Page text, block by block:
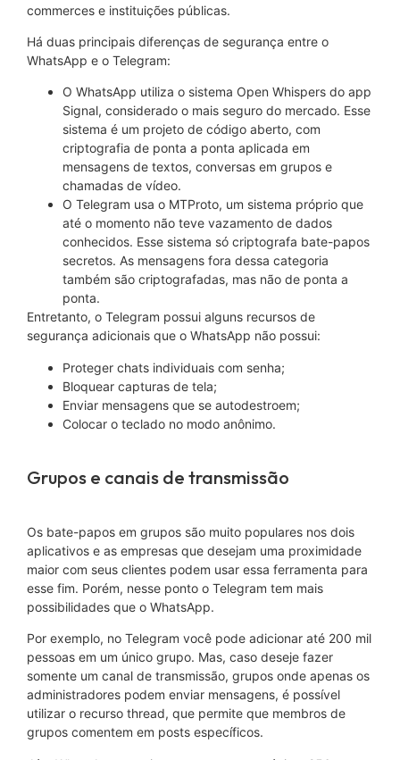
commerces e instituições públicas.
Há duas principais diferenças de segurança entre o
WhatsApp e o Telegram:
O WhatsApp utiliza o sistema Open Whispers do app
Signal, considerado o mais seguro do mercado. Esse
sistema é um projeto de código aberto, com
criptografia de ponta a ponta aplicada em
mensagens de textos, conversas em grupos e
chamadas de vídeo.
O Telegram usa o MTProto, um sistema próprio que
até o momento não teve vazamento de dados
conhecidos. Esse sistema só criptografa bate-papos
secretos. As mensagens fora dessa categoria
também são criptografadas, mas não de ponta a
ponta.
Entretanto, o Telegram possui alguns recursos de
segurança adicionais que o WhatsApp não possui:
Proteger chats individuais com senha;
Bloquear capturas de tela;
Enviar mensagens que se autodestroem;
Colocar o teclado no modo anônimo.
Grupos e canais de transmissão
Os bate-papos em grupos são muito populares nos dois
aplicativos e as empresas que desejam uma proximidade
maior com seus clientes podem usar essa ferramenta para
esse fim. Porém, nesse ponto o Telegram tem mais
possibilidades que o WhatsApp.
Por exemplo, no Telegram você pode adicionar até 200 mil
pessoas em um único grupo. Mas, caso deseje fazer
somente um canal de transmissão, grupos onde apenas os
administradores podem enviar mensagens, é possível
utilizar o recurso thread, que permite que membros de
grupos comentem em posts específicos.